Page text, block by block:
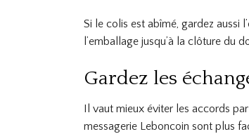
Si le colis est abîmé, gardez aussi
l’emballage jusqu’à la clôture du
Gardez les
Il vaut mieux éviter les accords
messagerie Leboncoin sont plus